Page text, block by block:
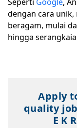
dengan cara
beragam, mulai
hingga
Apply
quality
E K